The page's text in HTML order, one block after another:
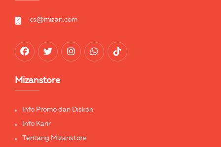
cs@mizan.com
Mizanstore
Info Promo dan Diskon
Info Karir
Tentang Mizanstore